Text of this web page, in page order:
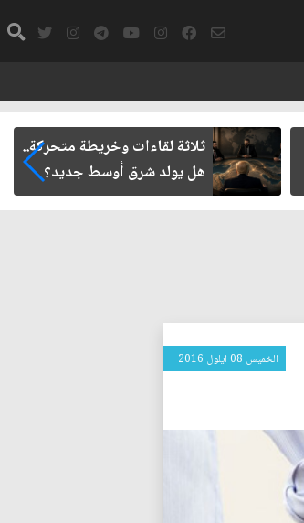
حتمية حصر السلاح المنفلت بيد
الدولة العراقية
الخميس 08 ايلول 2016